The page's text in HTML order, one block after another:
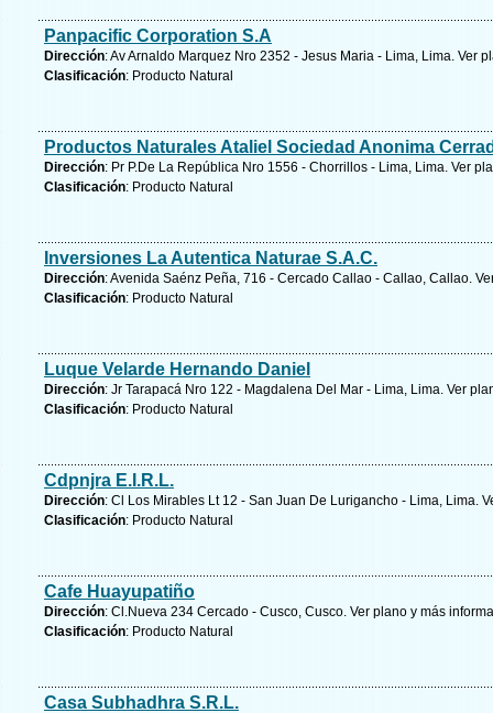
Panpacific Corporation S.A
Dirección: Av Arnaldo Marquez Nro 2352 - Jesus Maria - Lima, Lima. Ver
Clasificación: Producto Natural
Productos Naturales Ataliel Sociedad Anonima
Dirección: Pr P.De La República Nro 1556 - Chorrillos - Lima, Lima. Ver
Clasificación: Producto Natural
Inversiones La Autentica Naturae S.A.C.
Dirección: Avenida Saénz Peña, 716 - Cercado Callao - Callao, Callao.
Clasificación: Producto Natural
Luque Velarde Hernando Daniel
Dirección: Jr Tarapacá Nro 122 - Magdalena Del Mar - Lima, Lima. Ver
Clasificación: Producto Natural
Cdpnjra E.I.R.L.
Dirección: Cl Los Mirables Lt 12 - San Juan De Lurigancho - Lima, Lima.
Clasificación: Producto Natural
Cafe Huayupatiño
Dirección: Cl.Nueva 234 Cercado - Cusco, Cusco. Ver plano y más
Clasificación: Producto Natural
Casa Subhadhra S.R.L.